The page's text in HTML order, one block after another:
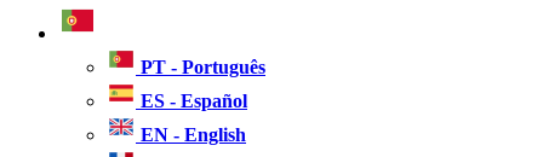
PT - Português
ES - Español
EN - English